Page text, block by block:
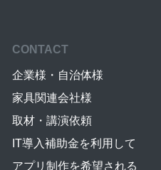
CONTACT
企業様・自治体様
家具関連会社様
取材・講演依頼
IT導入補助金を利用して
アプリ制作を希望される